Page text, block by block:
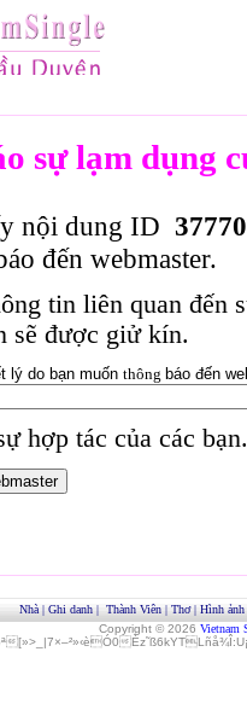
sự lạm dụng
nội dung ID
đến webmaster.
tin liên quan đến
sẽ được giử kín.
lý do bạn muốn thông báo đến
hợp tác của các bạn.
Nhà | Ghi danh | Thành Viên | Thơ| Hình ảnh
Copyright © 2026 Vietnam
[»>_|7×–²»‹èÓ0